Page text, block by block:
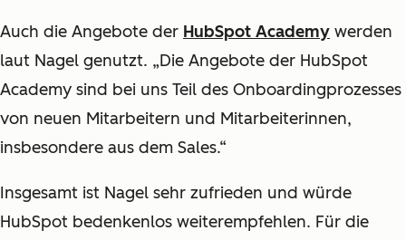
Auch die Angebote der HubSpot Academy werden
laut Nagel genutzt. „Die Angebote der HubSpot
Academy sind bei uns Teil des Onboardingprozesses
von neuen Mitarbeitern und Mitarbeiterinnen,
insbesondere aus dem Sales.“
Insgesamt ist Nagel sehr zufrieden und würde
HubSpot bedenkenlos weiterempfehlen. Für die